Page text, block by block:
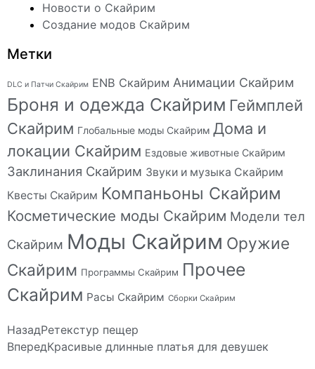
Новости о Скайрим
Создание модов Скайрим
Метки
DLC и Патчи Скайрим ENB Скайрим Анимации Скайрим
Броня и одежда Скайрим Геймплей
Скайрим Глобальные моды Скайрим Дома и
локации Скайрим Ездовые животные Скайрим
Заклинания Скайрим Звуки и музыка Скайрим
Квесты Скайрим Компаньоны Скайрим
Косметические моды Скайрим Модели тел
Скайрим Моды Скайрим Оружие
Скайрим Программы Скайрим Прочее
Скайрим Расы Скайрим Сборки Скайрим
НазадРетекстур пещер
ВпередКрасивые длинные платья для девушек